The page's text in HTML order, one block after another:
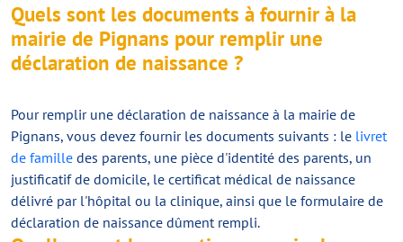
Quels sont les documents à fournir à la
mairie de Pignans pour remplir une
déclaration de naissance ?
Pour remplir une déclaration de naissance à la mairie de
Pignans, vous devez fournir les documents suivants : le livret
de famille des parents, une pièce d'identité des parents, un
justificatif de domicile, le certificat médical de naissance
délivré par l'hôpital ou la clinique, ainsi que le formulaire de
déclaration de naissance dûment rempli.